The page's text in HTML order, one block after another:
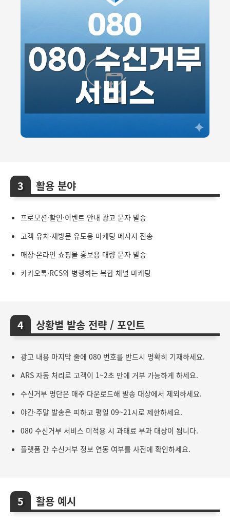
활용 분야
프로모션·할인·이벤트 안내 광고 문자 발송
고객 유치·재방문 유도용 마케팅 메시지 전송
매장·온라인 쇼핑몰 홍보용 대량 문자 발송
카카오톡·RCS와 병행하는 복합 채널 마케팅
상황별 발송 전략 / 포인트
광고 내용 마지막 줄에 080 번호를 반드시 명확히 기재하세요.
ARS 자동 처리로 고객이 1~2초 만에 거부 가능하게 하세요.
수신거부 명단은 매주 다운로드해 발송 대상에서 제외하세요.
야간·주말 발송은 피하고 평일 09~21시로 제한하세요.
080 수신거부 서비스 미적용 시 과태료 부과 대상이 됩니다.
플랫폼 간 수신거부 정보 연동 여부를 사전에 확인하세요.
활용 예시